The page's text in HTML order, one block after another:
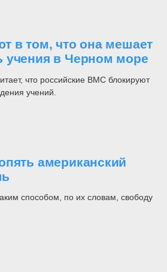
в том, что она мешает
учения в Черном море
что российские ВМС блокируют
учений.
американский
способом, по их словам, свободу